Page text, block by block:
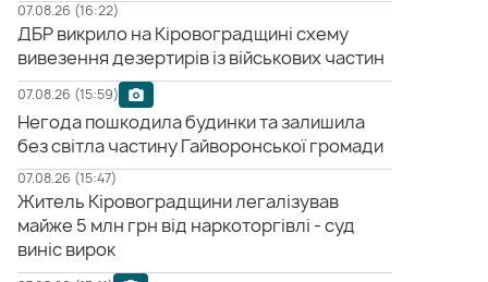
07.08.26 (16:22)
ДБР викрило на Кіровоградщині схему
вивезення дезертирів із військових частин
07.08.26 (15:59)
Негода пошкодила будинки та залишила
без світла частину Гайворонської громади
07.08.26 (15:47)
Житель Кіровоградщини легалізував
майже 5 млн грн від наркоторгівлі - суд
виніс вирок